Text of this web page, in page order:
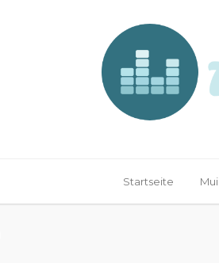
Startseite